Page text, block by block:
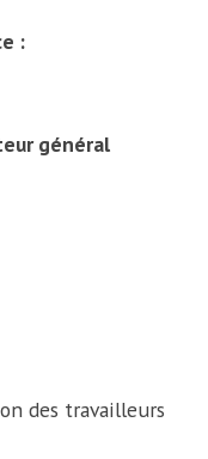
:
général
des travailleurs